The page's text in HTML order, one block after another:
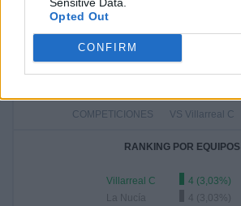
Opted Out
CONFIRM
4
VS Villarreal C
6
COMPETICIONES
RANKING POR EQUIPOS
Villarreal C
4 (3,03%)
La Nucía
4 (3,03%)